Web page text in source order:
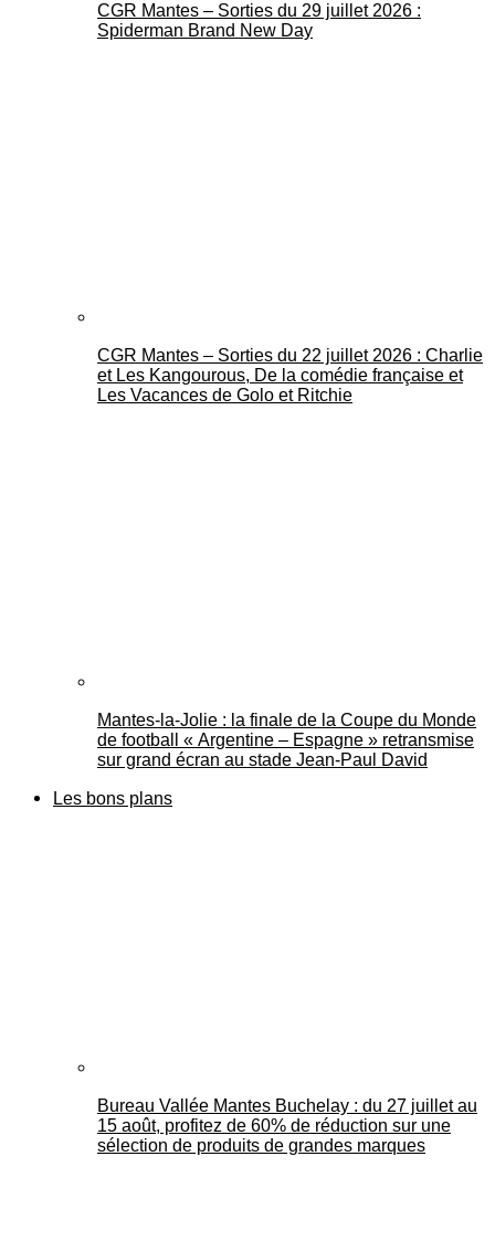
CGR Mantes – Sorties du 29 juillet 2026 :
Spiderman Brand New Day
CGR Mantes – Sorties du 22 juillet 2026 : Charlie
et Les Kangourous, De la comédie française et
Les Vacances de Golo et Ritchie
Mantes-la-Jolie : la finale de la Coupe du Monde
de football « Argentine – Espagne » retransmise
sur grand écran au stade Jean-Paul David
Les bons plans
Bureau Vallée Mantes Buchelay : du 27 juillet au
15 août, profitez de 60% de réduction sur une
sélection de produits de grandes marques